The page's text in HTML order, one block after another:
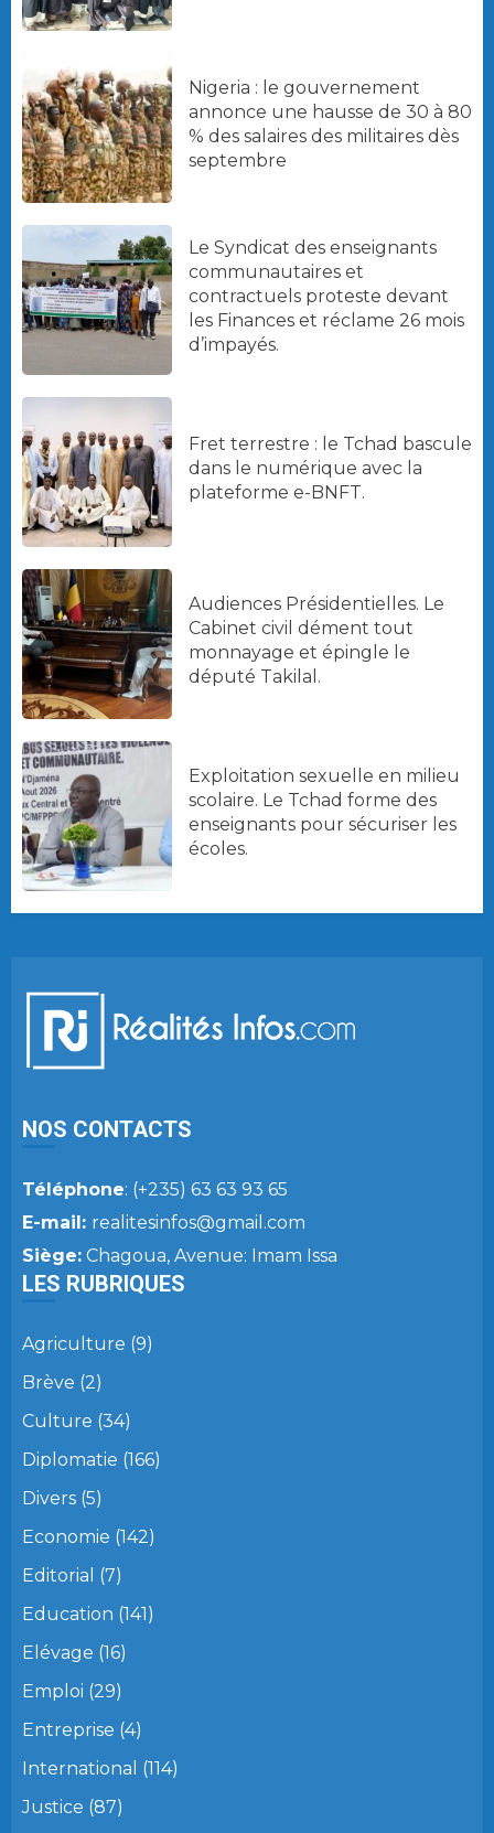
Nigeria : le gouvernement
annonce une hausse de 30 à 80
% des salaires des militaires dès
septembre
Le Syndicat des enseignants
communautaires et
contractuels proteste devant
les Finances et réclame 26 mois
d’impayés.
Fret terrestre : le Tchad bascule
dans le numérique avec la
plateforme e-BNFT.
Audiences Présidentielles. Le
Cabinet civil dément tout
monnayage et épingle le
député Takilal.
Exploitation sexuelle en milieu
scolaire. Le Tchad forme des
enseignants pour sécuriser les
écoles.
NOS CONTACTS
Téléphone: (+235) 63 63 93 65
E-mail: realitesinfos@gmail.com
Siège: Chagoua, Avenue: Imam Issa
LES RUBRIQUES
Agriculture (9)
Brève (2)
Culture (34)
Diplomatie (166)
Divers (5)
Economie (142)
Editorial (7)
Education (141)
Elévage (16)
Emploi (29)
Entreprise (4)
International (114)
Justice (87)